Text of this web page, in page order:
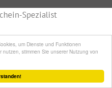
um Dienste und Funktionen
stimmen Sie unserer Nutzung von
Spezialist